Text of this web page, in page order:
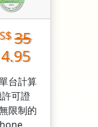
35
台計算
可證
限制的